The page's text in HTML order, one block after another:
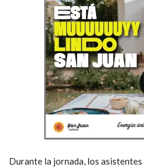
Durante la jornada, los